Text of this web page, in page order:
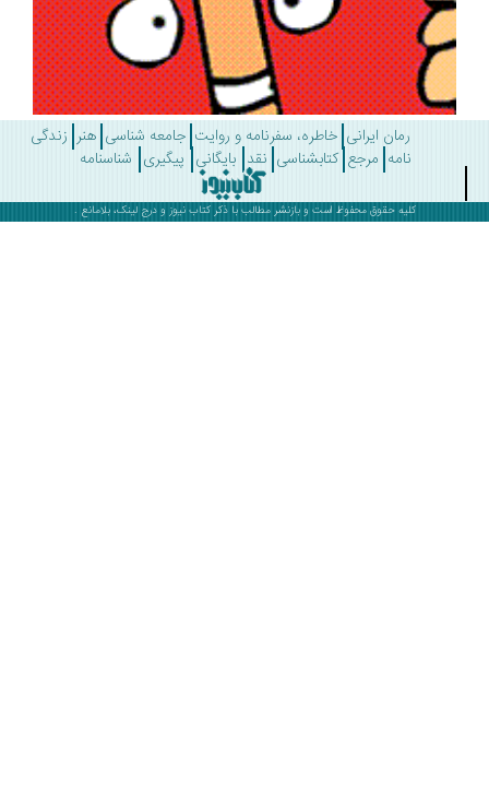
رمان ایرانی خاطره، سفرنامه و روایت جامعه شناسی هنر زندگی
مرجع کتابشناسی نقد بایگانی پیگیری شناسنامه
کلیه حقوق محفوظ است و بازنشر مطالب با ذکرکتاب نیوزو درج لینک، بلامانع .